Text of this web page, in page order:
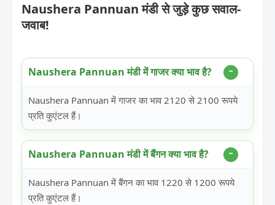
Naushera Pannuan मंडी से जुड़े कुछ सवाल-
जवाब!
Naushera Pannuan मंडी में गाजर क्या भाव है?
Naushera Pannuan में गाजर का भाव 2120 से 2100 रूपये
प्रति कुएंटल हैं।
Naushera Pannuan मंडी में बैंगन क्या भाव है?
Naushera Pannuan में बैंगन का भाव 1220 से 1200 रूपये
प्रति कुएंटल हैं।